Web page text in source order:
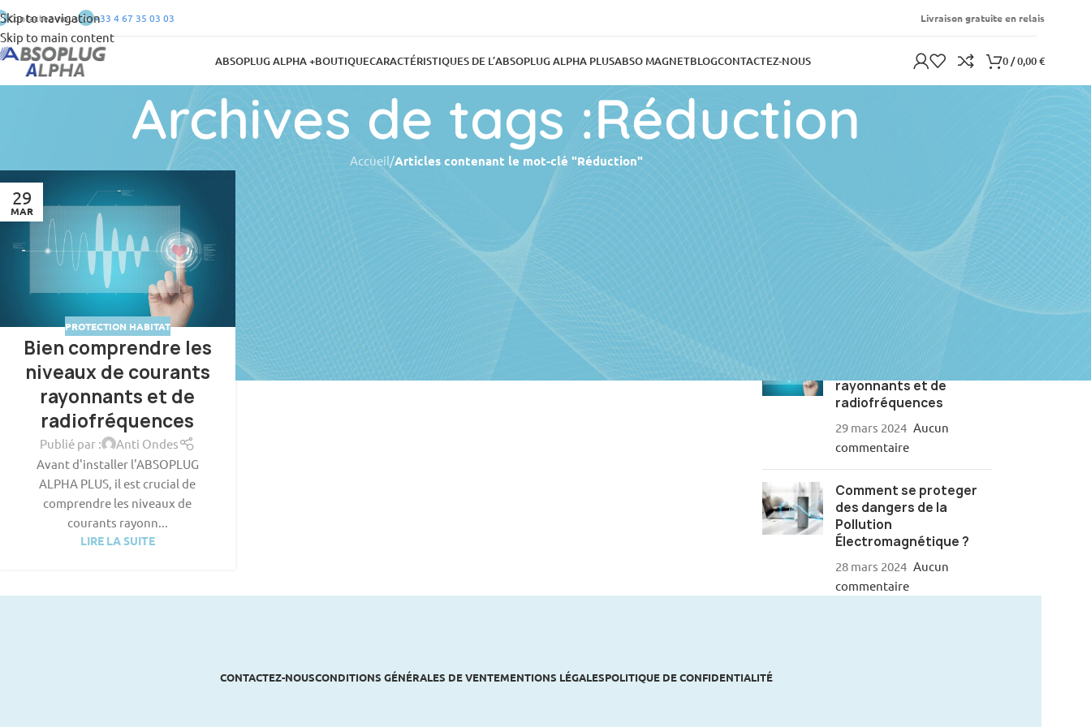
Skip to navigation
Skip to main content
Contactez-nous +33 4 67 35 03 03 Livraison gratuite en relais
ABSOPLUG ALPHA +BOUTIQUECARACTÉRISTIQUES DE L’ABSOPLUG ALPHA PLUSABSO MAGNETBLOGCONTACTEZ-NOUS 0 /0,00€
Archives de tags :Réduction
Accueil/Articles contenant le mot-clé "Réduction"
29
MAR
PROTECTION HABITAT
Bien comprendre les
niveaux de courants
rayonnants et de
radiofréquences
Publié par :
Anti Ondes
Avant d'installer l'ABSOPLUG
ALPHA PLUS, il est crucial de
comprendre les niveaux de
courants rayonn...
LIRE LA SUITE
ARTICLES RÉCENTS
Les Dangers des Ondes
Électromagnétiques :
Quels impacts sur notre
santé ?
Aucun
Bien comprendre les
niveaux de courants
rayonnants et de
radiofréquences
29 mars 2024 Aucun
commentaire
Comment se proteger
des dangers de la
Pollution
Électromagnétique ?
28 mars 2024 Aucun
commentaire
CONTACTEZ-NOUSCONDITIONS GÉNÉRALES DE VENTEMENTIONS LÉGALESPOLITIQUE DE CONFIDENTIALITÉ